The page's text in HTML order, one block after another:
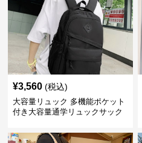
¥3,560 (税込)
大容量リュック 多機能ポケット
付き大容量通学リュックサック